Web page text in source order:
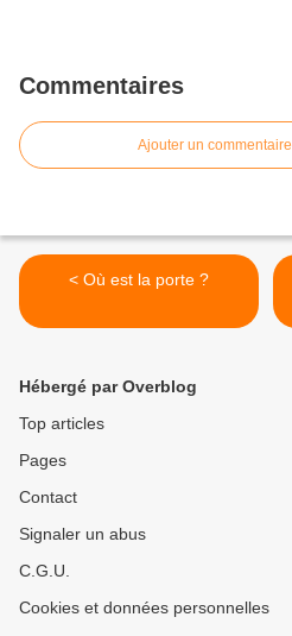
Commentaires
Ajouter un commentaire
< Où est la porte ?
Hébergé par Overblog
Top articles
Pages
Contact
Signaler un abus
C.G.U.
Cookies et données personnelles